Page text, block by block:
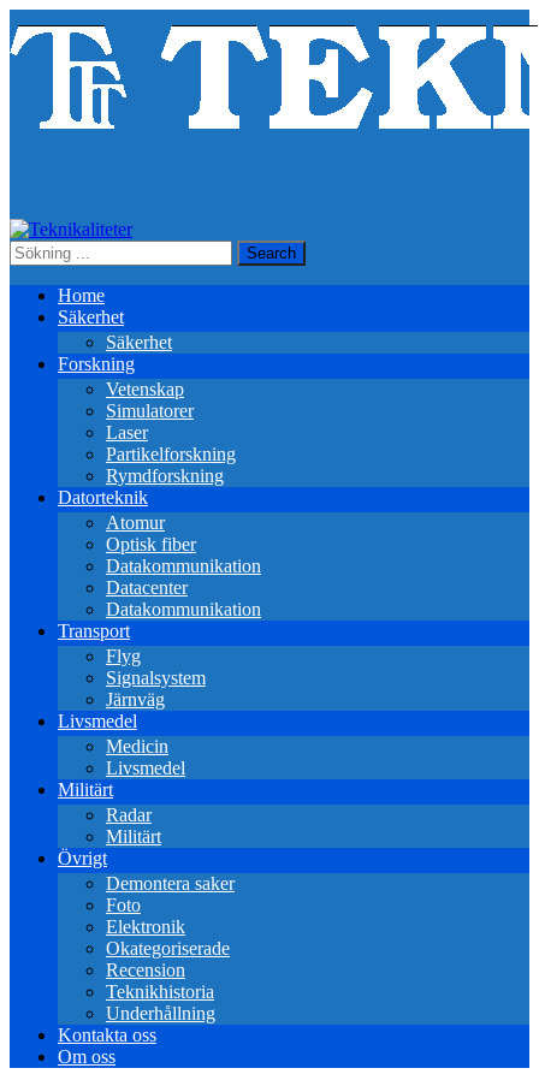
Home
Säkerhet
Säkerhet
Forskning
Vetenskap
Simulatorer
Laser
Partikelforskning
Rymdforskning
Datorteknik
Atomur
Optisk fiber
Datakommunikation
Datacenter
Datakommunikation
Transport
Flyg
Signalsystem
Järnväg
Livsmedel
Medicin
Livsmedel
Militärt
Radar
Militärt
Övrigt
Demontera saker
Foto
Elektronik
Okategoriserade
Recension
Teknikhistoria
Underhållning
Kontakta oss
Om oss